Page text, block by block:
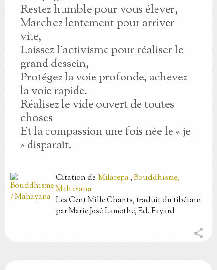
Restez humble pour vous élever,
Marchez lentement pour arriver
vite,
Laissez l’activisme pour réaliser le
grand dessein,
Protégez la voie profonde, achevez
la voie rapide.
Réalisez le vide ouvert de toutes
choses
Et la compassion une fois née le « je
» disparaît.
Citationde Milarepa,Bouddhisme,
Mahayana
Les Cent Mille Chants, traduit du tibétain
par Marie José Lamothe, Ed. Fayard
share